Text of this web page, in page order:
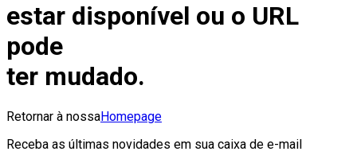
estar disponível ou o URL
pode
ter mudado.
Retornar à nossaHomepage
Receba as últimas novidades em sua caixa de e-mail